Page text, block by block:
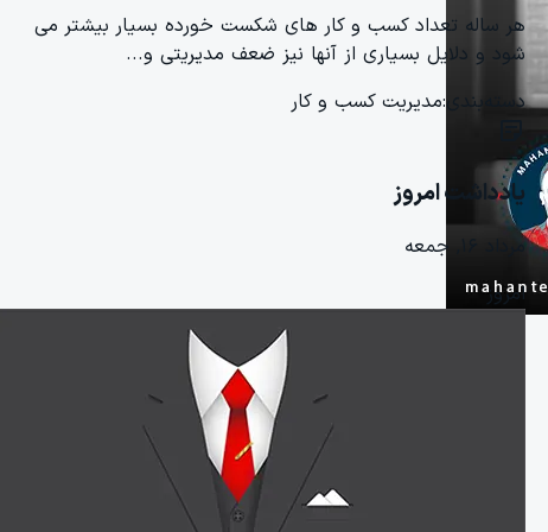
هر ساله تعداد کسب و کار های شکست خورده بسیار بیشتر می
شود و دلایل بسیاری از آنها نیز ضعف مدیریتی و...
دسته‌بندی:مدیریت کسب و کار
یادداشت امروز
مرداد ۱۶, جمعه
امروز